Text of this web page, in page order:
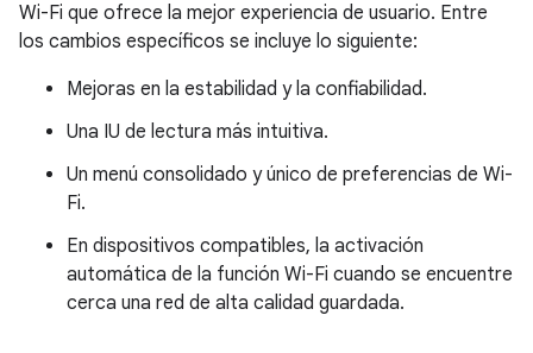
Wi-Fi que ofrece la mejor experiencia de usuario. Entre
los cambios específicos se incluye lo siguiente:
Mejoras en la estabilidad y la confiabilidad.
Una IU de lectura más intuitiva.
Un menú consolidado y único de preferencias de Wi-
Fi.
En dispositivos compatibles, la activación
automática de la función Wi-Fi cuando se encuentre
cerca una red de alta calidad guardada.